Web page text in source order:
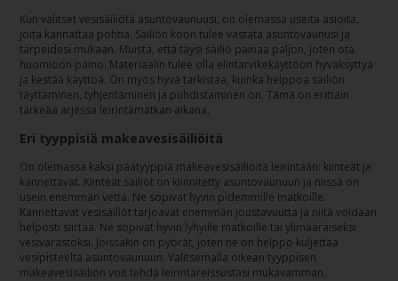
Kun valitset vesisäiliötä asuntovaunuusi, on olemassa useita asioita,
joita kannattaa pohtia. Säiliön koon tulee vastata asuntovaunusi ja
tarpeidesi mukaan. Muista, että täysi säiliö painaa paljon, joten ota
huomioon paino. Materiaalin tulee olla elintarvikekäyttöön hyväksyttyä
ja kestää käyttöä. On myös hyvä tarkistaa, kuinka helppoa säiliön
täyttäminen, tyhjentäminen ja puhdistaminen on. Tämä on erittäin
tärkeää arjessa leirintämatkan aikana.
Eri tyyppisiä makeavesisäiliöitä
On olemassa kaksi päätyyppiä makeavesisäiliöitä leirintään: kiinteät ja
kannettavat. Kiinteät säiliöt on kiinnitetty asuntovaunuun ja niissä on
usein enemmän vettä. Ne sopivat hyvin pidemmille matkoille.
Kannettavat vesisäiliöt tarjoavat enemmän joustavuutta ja niitä voidaan
helposti siirtää. Ne sopivat hyvin lyhyille matkoille tai ylimääräiseksi
vesivarastoksi. Joissakin on pyörät, joten ne on helppo kuljettaa
vesipisteeltä asuntovaunuun. Valitsemalla oikean tyyppisen
makeavesisäiliön voit tehdä leirintäreissustasi mukavamman.